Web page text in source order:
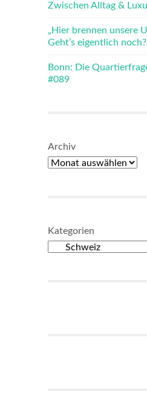
Zwischen Alltag &
„Hier brennen unsere
Geht’s eigentlich noch?
Bonn: Die
#089
Archiv
Kategorien